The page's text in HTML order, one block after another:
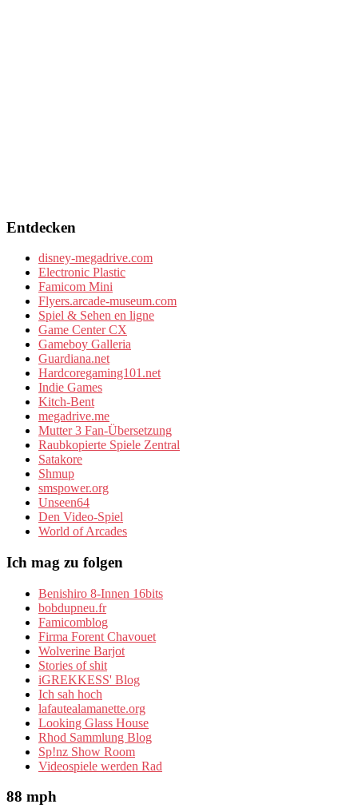
Entdecken
disney-megadrive.com
Electronic Plastic
Famicom Mini
Flyers.arcade-museum.com
Spiel & Sehen en ligne
Game Center CX
Gameboy Galleria
Guardiana.net
Hardcoregaming101.net
Indie Games
Kitch-Bent
megadrive.me
Mutter 3 Fan-Übersetzung
Raubkopierte Spiele Zentral
Satakore
Shmup
smspower.org
Unseen64
Den Video-Spiel
World of Arcades
Ich mag zu folgen
Benishiro 8-Innen 16bits
bobdupneu.fr
Famicomblog
Firma Forent Chavouet
Wolverine Barjot
Stories of shit
iGREKKESS' Blog
Ich sah hoch
lafautealamanette.org
Looking Glass House
Rhod Sammlung Blog
Sp!nz Show Room
Videospiele werden Rad
88 mph